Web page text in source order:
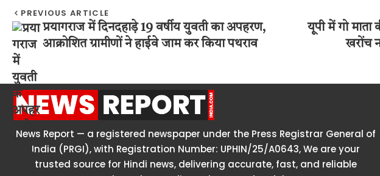
PREVIOUS ARTICLE
प्रयागराज में दिनदहाड़े 19 वर्षीय युवती का अपहरण,
आक्रोशित ग्रामीणों ने हाईवे जाम कर किया पथराव
यूपी में गो माता
खरोंच
News Report — a registered newspaper under the Press Registrar General of
India (PRGI), with Registration Number: UPHIN/25/A0643, We are your
trusted source for Hindi news, delivering accurate, fast, and reliable